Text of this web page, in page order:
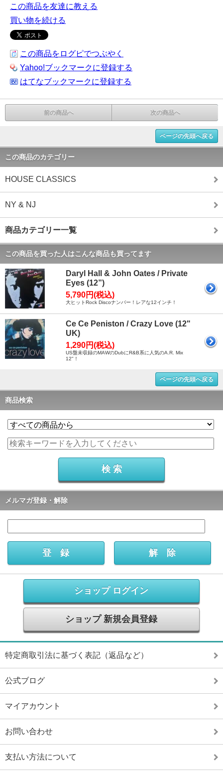
この商品を友達に教える
買い物を続ける
この商品をログピでつぶやく
Yahoo!ブックマークに登録する
はてなブックマークに登録する
前の商品へ 次の商品へ
ページの先頭へ戻る
この商品のカテゴリー
HOUSE CLASSICS
NY & NJ
商品カテゴリー一覧
この商品を買った人はこんな商品も買ってます
Daryl Hall & John Oates / Private
Eyes (12”)
5,790円(税込)
大ヒットRock Discoナンバー！レアな12インチ！
Ce Ce Peniston / Crazy Love (12"
UK)
1,290円(税込)
US盤未収録のMAWのDubにR&B系に人気のA.R. Mix
12"！
ページの先頭へ戻る
商品検索
メルマガ登録・解除
ショップ ログイン
ショップ 新規会員登録
特定商取引法に基づく表記（返品など）
公式ブログ
マイアカウント
お問い合わせ
支払い方法について